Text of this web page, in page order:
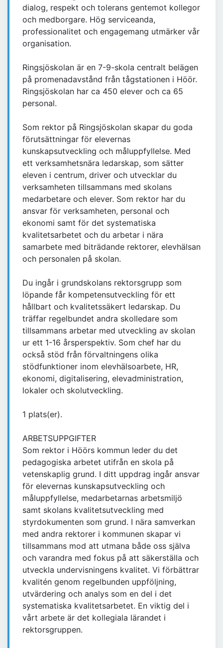
dialog, respekt och tolerans gentemot kollegor
och medborgare. Hög serviceanda,
professionalitet och engagemang utmärker vår
organisation.
Ringsjöskolan är en 7-9-skola centralt belägen
på promenadavstånd från tågstationen i Höör.
Ringsjöskolan har ca 450 elever och ca 65
personal.
Som rektor på Ringsjöskolan skapar du goda
förutsättningar för elevernas
kunskapsutveckling och måluppfyllelse. Med
ett verksamhetsnära ledarskap, som sätter
eleven i centrum, driver och utvecklar du
verksamheten tillsammans med skolans
medarbetare och elever. Som rektor har du
ansvar för verksamheten, personal och
ekonomi samt för det systematiska
kvalitetsarbetet och du arbetar i nära
samarbete med biträdande rektorer, elevhälsan
och personalen på skolan.
Du ingår i grundskolans rektorsgrupp som
löpande får kompetensutveckling för ett
hållbart och kvalitetssäkert ledarskap. Du
träffar regelbundet andra skolledare som
tillsammans arbetar med utveckling av skolan
ur ett 1-16 årsperspektiv. Som chef har du
också stöd från förvaltningens olika
stödfunktioner inom elevhälsoarbete, HR,
ekonomi, digitalisering, elevadministration,
lokaler och skolutveckling.
1 plats(er).
ARBETSUPPGIFTER
Som rektor i Höörs kommun leder du det
pedagogiska arbetet utifrån en skola på
vetenskaplig grund. I ditt uppdrag ingår ansvar
för elevernas kunskapsutveckling och
måluppfyllelse, medarbetarnas arbetsmiljö
samt skolans kvalitetsutveckling med
styrdokumenten som grund. I nära samverkan
med andra rektorer i kommunen skapar vi
tillsammans mod att utmana både oss själva
och varandra med fokus på att säkerställa och
utveckla undervisningens kvalitet. Vi förbättrar
kvalitén genom regelbunden uppföljning,
utvärdering och analys som en del i det
systematiska kvalitetsarbetet. En viktig del i
vårt arbete är det kollegiala lärandet i
rektorsgruppen.